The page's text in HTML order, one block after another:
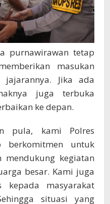
purnawirawan tetap
masukan
Jika ada
juga terbuka
ke depan.
pula, kami Polres
berkomitmen untuk
mendukung kegiatan
besar. Kami juga
kepada masyarakat
situasi yang